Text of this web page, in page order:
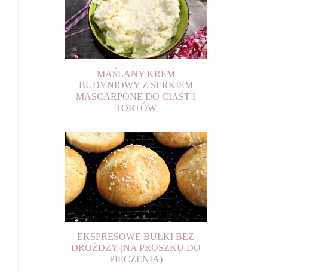
MAŚLANY KREM
BUDYNIOWY Z SERKIEM
MASCARPONE DO CIAST I
TORTÓW
EKSPRESOWE BUŁKI BEZ
DROŻDŻY (NA PROSZKU DO
PIECZENIA)